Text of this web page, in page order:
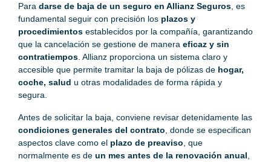
Para darse de baja de un seguro en Allianz Seguros , es
fundamental seguir con precisión los plazos y
procedimientos establecidos por la compañía, garantizando
que la cancelación se gestione de manera eficaz y sin
contratiempos . Allianz proporciona un sistema claro y
accesible que permite tramitar la baja de pólizas de hogar,
coche, salud u otras modalidades de forma rápida y
segura.
Antes de solicitar la baja, conviene revisar detenidamente las
condiciones generales del contrato , donde se especifican
aspectos clave como el plazo de preaviso , que
normalmente es de un mes antes de la renovación anual